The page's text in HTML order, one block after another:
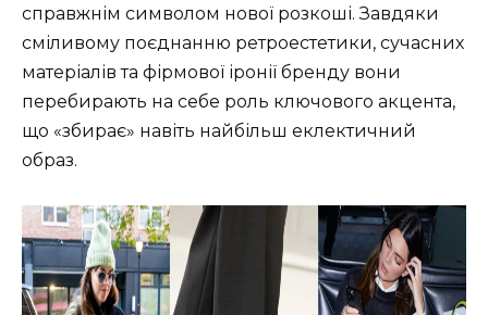
справжнім символом нової розкоші. Завдяки
сміливому поєднанню ретроестетики, сучасних
матеріалів та фірмової іронії бренду вони
перебирають на себе роль ключового акцента,
що «збирає» навіть найбільш еклектичний
образ.